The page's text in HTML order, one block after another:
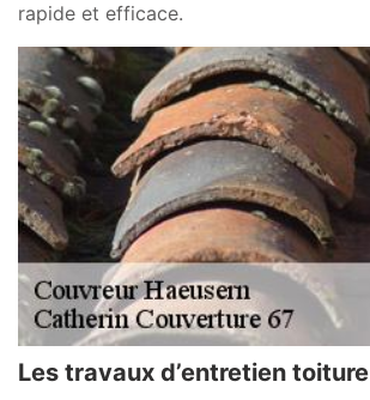
rapide et efficace.
Les travaux d’entretien toiture